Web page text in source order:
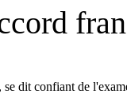
dit confiant de